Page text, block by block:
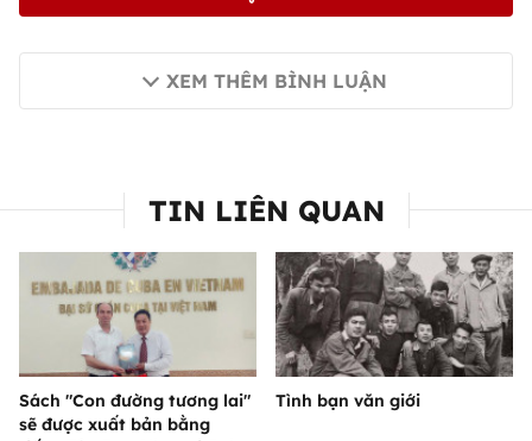
XEM THÊM BÌNH LUẬN
TIN LIÊN QUAN
Sách "Con đường tương lai"
sẽ được xuất bản bằng
Tình bạn văn giới